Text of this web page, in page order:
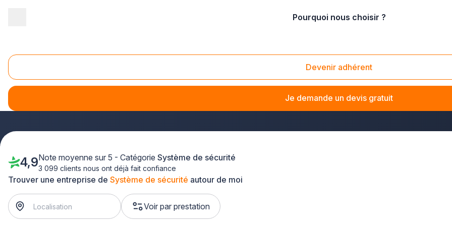
Pourquoi nous choisir ?
Devenir adhérent
Je demande un devis gratuit
Système de sécurité Tarn-et-Garonne (82)
Vous recherchez une solution fiable pour protéger votre habitation ou votre entreprise dans le Tarn-et-Garonne ? La
professionnels qualifiés dusystème de sécurité près de vous. Que vous souhaitiez installer une alarme, un contrôle
intervient rapidement à Montauban, Castelsarrasin, Moissac et dans toute la région Midi-Pyrénées.
Trouver une entreprise de Système de sécurité autour de moi
Voir par prestation
4,9Note moyenne sur 5 - Catégorie Système de sécurité
3 099 clients nous ont déjà fait confiance